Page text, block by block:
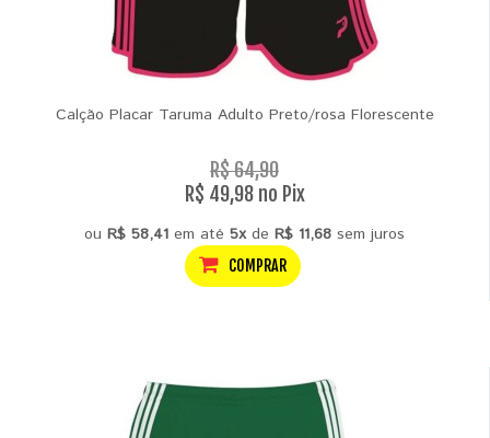
Calção Placar Taruma Adulto Preto/rosa Florescente
R$ 64,90
R$ 49,98 no Pix
ou R$ 58,41 em até 5xde R$ 11,68 sem juros
COMPRAR